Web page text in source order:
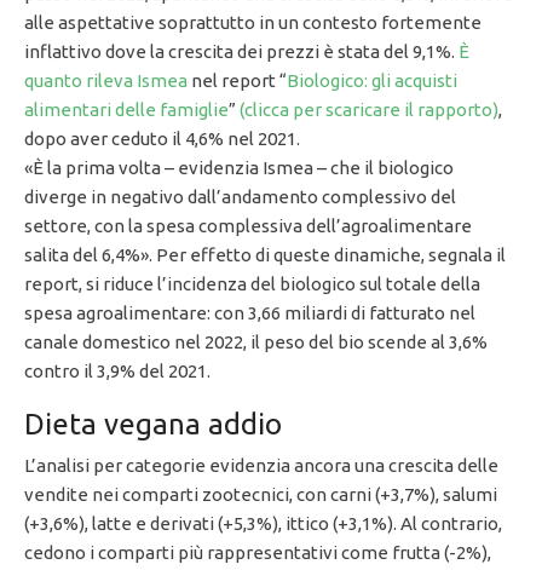
alle aspettative soprattutto in un contesto fortemente
inflattivo dove la crescita dei prezzi è stata del 9,1%. È
quanto rileva Ismea nel report “Biologico: gli acquisti
alimentari delle famiglie” (clicca per scaricare il rapporto),
dopo aver ceduto il 4,6% nel 2021.
«È la prima volta – evidenzia Ismea – che il biologico
diverge in negativo dall’andamento complessivo del
settore, con la spesa complessiva dell’agroalimentare
salita del 6,4%». Per effetto di queste dinamiche, segnala il
report, si riduce l’incidenza del biologico sul totale della
spesa agroalimentare: con 3,66 miliardi di fatturato nel
canale domestico nel 2022, il peso del bio scende al 3,6%
contro il 3,9% del 2021.
Dieta vegana addio
L’analisi per categorie evidenzia ancora una crescita delle
vendite nei comparti zootecnici, con carni (+3,7%), salumi
(+3,6%), latte e derivati (+5,3%), ittico (+3,1%). Al contrario,
cedono i comparti più rappresentativi come frutta (-2%),